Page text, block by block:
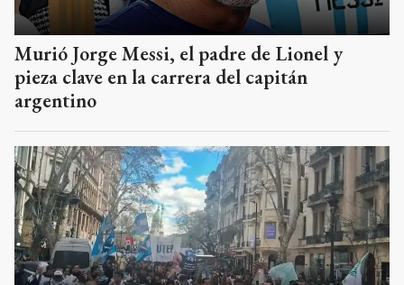
Murió Jorge Messi, el padre de Lionel y
pieza clave en la carrera del capitán
argentino